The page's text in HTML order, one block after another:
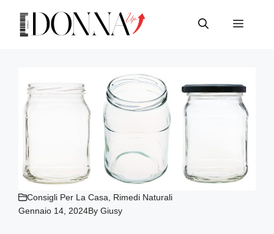
contenuto
Menu
Consigli Per La Casa, Rimedi Naturali
Gennaio 14, 2024ByGiusy